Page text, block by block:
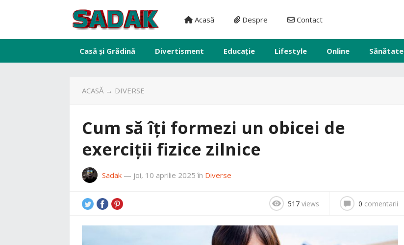
Acasă Despre Contact
Casă și Grădină Divertisment Educație Lifestyle Online Sănătate
ACASĂ→ DIVERSE
Cum să îți formezi un obicei de
exerciții fizice zilnice
Sadak — joi, 10 aprilie 2025 în Diverse
517 views 0 comentarii